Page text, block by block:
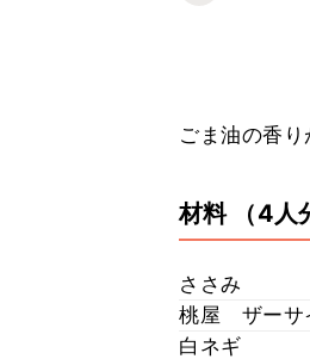
ごま油の香
材料 （4人
ささみ
桃屋 ザーサ
白ネギ